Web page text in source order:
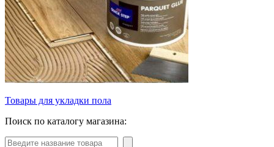
Товары для укладки пола
Поиск по каталогу магазина: